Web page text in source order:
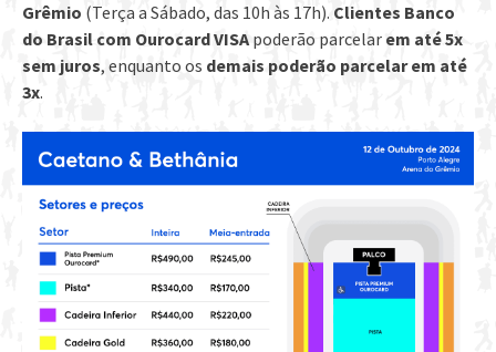
Grêmio (Terça a Sábado, das 10h às 17h). Clientes Banco
do Brasil com Ourocard VISA poderão parcelar em até 5x
sem juros, enquanto os demais poderão parcelar em até
3x.